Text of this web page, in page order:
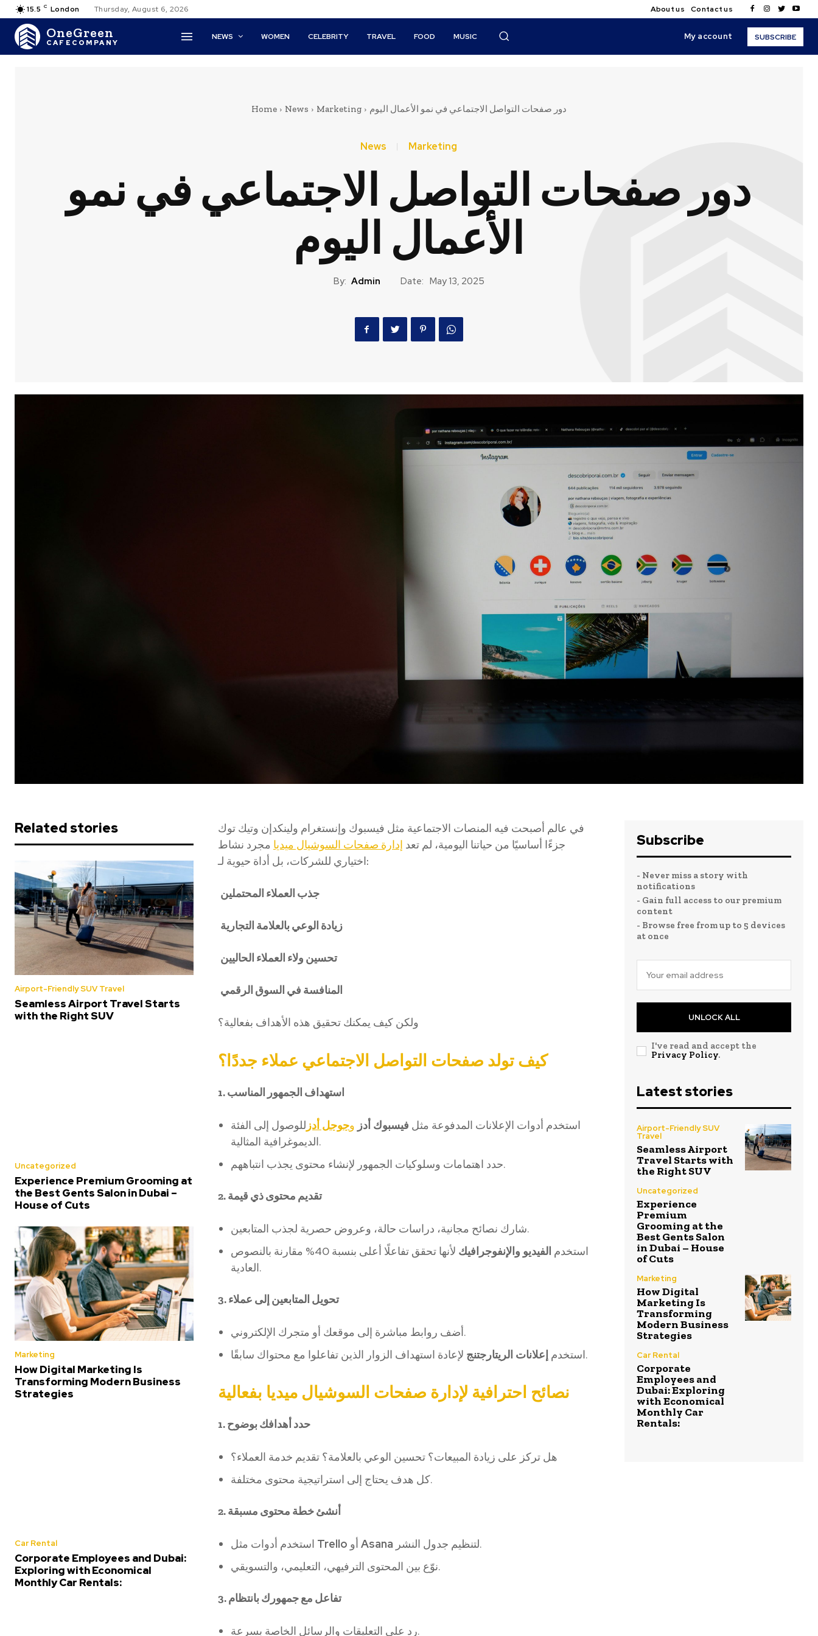
15.5 C London Thursday, August 6, 2026 About us Contact us
OneGreen
CAFECOMPANY
NEWS WOMEN CELEBRITY TRAVEL FOOD MUSIC My account SUBSCRIBE
Home News Marketing دور صفحات التواصل الاجتماعي في نمو الأعمال اليوم
News Marketing
دور صفحات التواصل الاجتماعي في نمو
الأعمال اليوم
By: Admin Date: May 13, 2025
Related stories
Airport-Friendly SUV Travel
Seamless Airport Travel Starts
with the Right SUV
Uncategorized
Experience Premium Grooming at
the Best Gents Salon in Dubai –
House of Cuts
Marketing
How Digital Marketing Is
Transforming Modern Business
Strategies
Car Rental
Corporate Employees and Dubai:
Exploring with Economical
Monthly Car Rentals:
في عالم أصبحت فيه المنصات الاجتماعية مثل فيسبوك وإنستغرام ولينكدإن وتيك توك
جزءًا أساسيًا من حياتنا اليومية، لم تعد إدارة صفحات السوشيال ميديا مجرد نشاط
اختياري للشركات، بل أداة حيوية لـ:
جذب العملاء المحتملين
زيادة الوعي بالعلامة التجارية
تحسين ولاء العملاء الحاليين
المنافسة في السوق الرقمي
ولكن كيف يمكنك تحقيق هذه الأهداف بفعالية؟
كيف تولد صفحات التواصل الاجتماعي عملاء جددًا؟
1. استهداف الجمهور المناسب
استخدم أدوات الإعلانات المدفوعة مثل فيسبوك أدز وجوجل أدز للوصول إلى الفئة
الديموغرافية المثالية.
حدد اهتمامات وسلوكيات الجمهور لإنشاء محتوى يجذب انتباههم.
2. تقديم محتوى ذي قيمة
شارك نصائح مجانية، دراسات حالة، وعروض حصرية لجذب المتابعين.
استخدم الفيديو والإنفوجرافيك
لأنها تحقق تفاعلًا أعلى بنسبة 40% مقارنة بالنصوص
العادية.
3. تحويل المتابعين إلى عملاء
أضف روابط مباشرة إلى موقعك أو متجرك الإلكتروني.
استخدم إعلانات الريتارجتنج لإعادة استهداف الزوار الذين تفاعلوا مع محتواك سابقًا.
نصائح احترافية لإدارة صفحات السوشيال ميديا بفعالية
1. حدد أهدافك بوضوح
هل تركز على زيادة المبيعات؟ تحسين الوعي بالعلامة؟ تقديم خدمة العملاء؟
كل هدف يحتاج إلى استراتيجية محتوى مختلفة.
2. أنشئ خطة محتوى مسبقة
Trello Asana
لتنظيم جدول النشر.
نوّع بين المحتوى الترفيهي، التعليمي، والتسويقي.
3. تفاعل مع جمهورك بانتظام
رد على التعليقات والرسائل الخاصة بسرعة.
Subscribe
- Never miss a story with
notifications
- Gain full access to our premium
content
- Browse free from up to 5 devices
at once
UNLOCK ALL
I've read and accept the
Privacy Policy.
Latest stories
Airport-Friendly SUV
Travel
Seamless Airport
Travel Starts with
the Right SUV
Uncategorized
Experience
Premium
Grooming at the
Best Gents Salon
in Dubai – House
of Cuts
Marketing
How Digital
Marketing Is
Transforming
Modern Business
Strategies
Car Rental
Corporate
Employees and
Dubai: Exploring
with Economical
Monthly Car
Rentals: